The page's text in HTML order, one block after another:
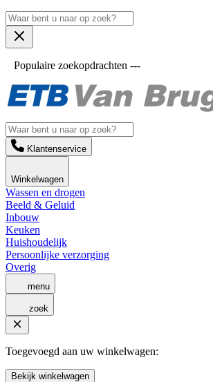
Populaire zoekopdrachten ---
Klantenservice
Winkelwagen
Wassen en drogen
Beeld & Geluid
Inbouw
Keuken
Huishoudelijk
Persoonlijke verzorging
Overig
menu
zoek
Toegevoegd aan uw winkelwagen:
Bekijk winkelwagen